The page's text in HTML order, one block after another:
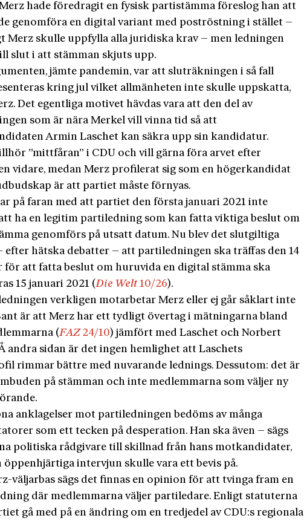
hade föredragit en fysisk partistämma föreslog han att
genomföra en digital variant med poströstning i stället –
Merz skulle uppfylla alla juridiska krav – men ledningen
slut i att stämman skjuts upp.
jämte pandemin, var att sluträkningen i så fall
kring jul vilket allmänheten inte skulle uppskatta,
Det egentliga motivet hävdas vara att den del av
som är nära Merkel vill vinna tid så att
Armin Laschet kan säkra upp sin kandidatur.
”mittfåran” i CDU och vill gärna föra arvet efter
vidare, medan Merz profilerat sig som en högerkandidat
är att partiet måste förnyas.
på faran med att partiet den första januari 2021 inte
ha en legitim partiledning som kan fatta viktiga beslut om
genomförs på utsatt datum. Nu blev det slutgiltiga
efter hätska debatter – att partiledningen ska träffas den 14
för att fatta beslut om huruvida en digital stämma ska
15 januari 2021 (Die Welt10/26).
verkligen motarbetar Merz eller ej går såklart inte
är att Merz har ett tydligt övertag i mätningarna bland
(FAZ24/10) jämfört med Laschet och Norbert
andra sidan är det ingen hemlighet att Laschets
rimmar bättre med nuvarande lednings. Dessutom: det är
på stämman och inte medlemmarna som väljer ny
anklagelser mot partiledningen bedöms av många
som ett tecken på desperation. Han ska även – sägs
politiska rådgivare till skillnad från hans motkandidater,
öppenhjärtiga intervjun skulle vara ett bevis på.
väljarbas sägs det finnas en opinion för att tvinga fram en
där medlemmarna väljer partiledare. Enligt statuterna
gå med på en ändring om en tredjedel av CDU:s regionala